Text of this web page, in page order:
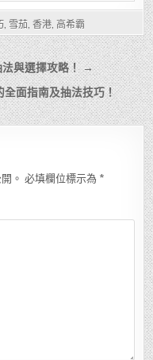
雪茄 香港 高希霸
法與選擇攻略！ →
面指南及抽法技巧！
。 必填欄位標示為 *